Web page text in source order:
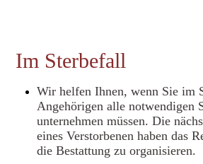
Im Sterbefall
Wir helfen Ihnen, wenn Sie im
Angehörigen alle notwendigen
unternehmen müssen. Die
eines Verstorbenen haben das
die Bestattung zu organisieren.